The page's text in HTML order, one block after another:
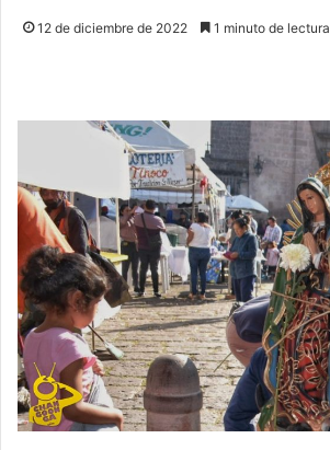
12 de diciembre de 2022 1 minuto de lectura